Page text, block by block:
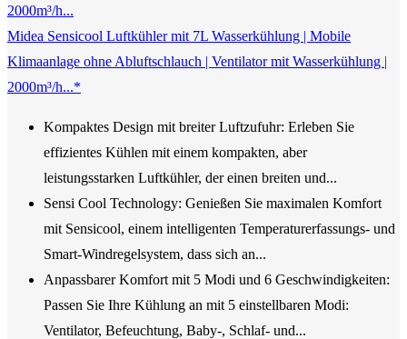
Midea Sensicool Luftkühler mit 7L Wasserkühlung | Mobile
Klimaanlage ohne Abluftschlauch | Ventilator mit Wasserkühlung |
2000m³/h...*
Kompaktes Design mit breiter Luftzufuhr: Erleben Sie
effizientes Kühlen mit einem kompakten, aber
leistungsstarken Luftkühler, der einen breiten und...
Sensi Cool Technology: Genießen Sie maximalen Komfort
mit Sensicool, einem intelligenten Temperaturerfassungs- und
Smart-Windregelsystem, dass sich an...
Anpassbarer Komfort mit 5 Modi und 6 Geschwindigkeiten:
Passen Sie Ihre Kühlung an mit 5 einstellbaren Modi:
Ventilator, Befeuchtung, Baby-, Schlaf- und...